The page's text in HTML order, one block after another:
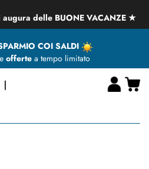
delle BUONE VACANZE ★
COI SALDI
offertea tempo limitato